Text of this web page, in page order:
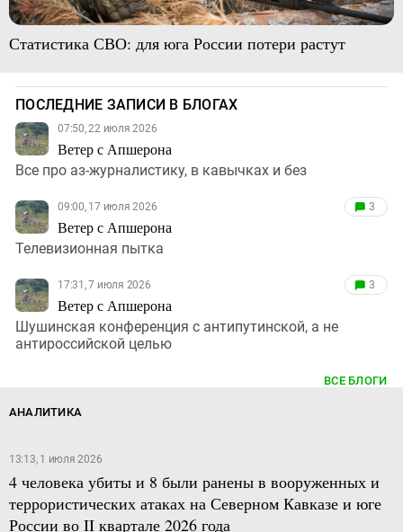
Статистика СВО: для юга России потери растут
ПОСЛЕДНИЕ ЗАПИСИ В БЛОГАХ
07:50, 22 июля 2026
Ветер с Апшерона
Все про аз-журналистику, в кавычках и без
09:00, 17 июля 2026
Ветер с Апшерона
3
Телевизионная пытка
17:31, 7 июля 2026
Ветер с Апшерона
3
Шушинская конференция с антипутинской, а не
антироссийской целью
ВСЕ БЛОГИ
АНАЛИТИКА
13:13, 1 июля 2026
4 человека убиты и 8 были ранены в вооруженных и
террористических атаках на Северном Кавказе и юге
России во II квартале 2026 года